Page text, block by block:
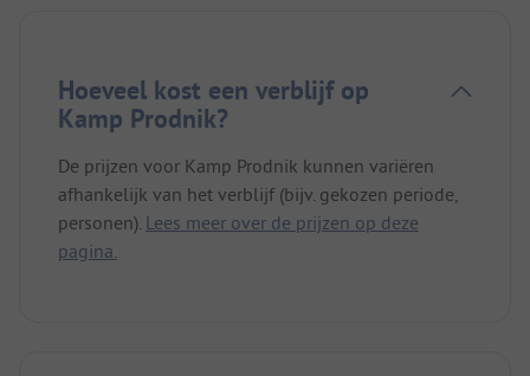
Hoeveel kost een verblijf op
Kamp Prodnik?
De prijzen voor Kamp Prodnik kunnen variëren
afhankelijk van het verblijf (bijv. gekozen periode,
personen). Lees meer over de prijzen op deze
pagina.